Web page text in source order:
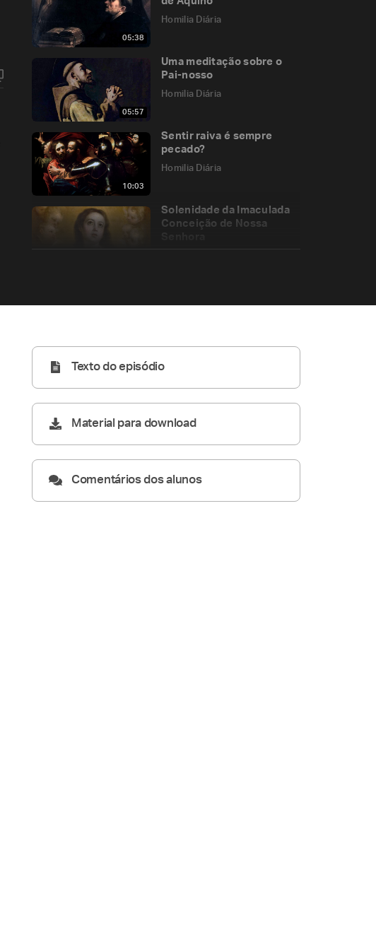
05:38
Homilia Diária
05:57
Uma meditação sobre o
Pai-nosso
Homilia Diária
10:03
Sentir raiva é sempre
pecado?
Homilia Diária
Solenidade da Imaculada
Conceição de Nossa
Texto do episódio
Material para download
Comentários dos alunos